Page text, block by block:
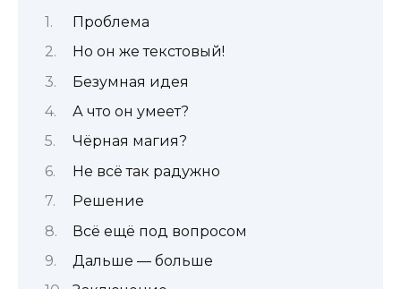
Проблема
Но он же текстовый!
Безумная идея
А что он умеет?
Чёрная магия?
Не всё так радужно
Решение
Всё ещё под вопросом
Дальше — больше